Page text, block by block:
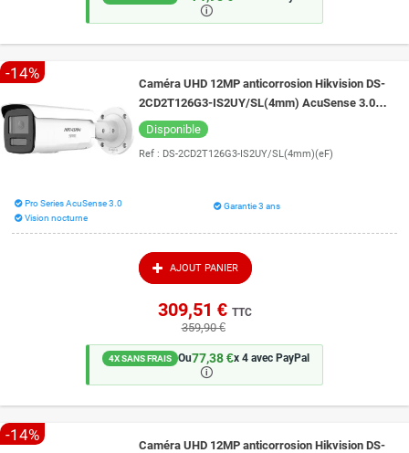
🛈
-14%
Caméra UHD 12MP anticorrosion Hikvision DS-
2CD2T126G3-IS2UY/SL(4mm) AcuSense 3.0
défense active vision de nuit 60 mètres
Disponible
Ref : DS-2CD2T126G3-IS2UY/SL(4mm)(eF)
Pro Series AcuSense 3.0
Vision nocturne
Garantie 3 ans
AJOUT PANIER
309,51 € TTC
359,90 €
4X SANS FRAIS Ou77,38 €x 4 avec PayPal
🛈
-14%
Caméra UHD 12MP anticorrosion Hikvision DS-